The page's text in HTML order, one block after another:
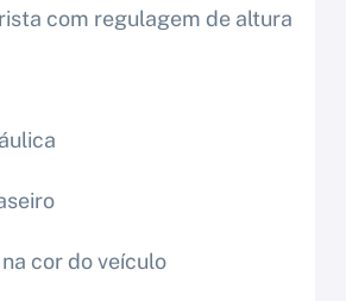
com regulagem de altura
cor do veículo